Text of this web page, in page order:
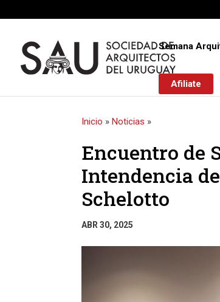
Semana
Afiliate
Inicio »Noticias »
Encuentro de
Intendencia
Schelotto
ABR 30, 2025